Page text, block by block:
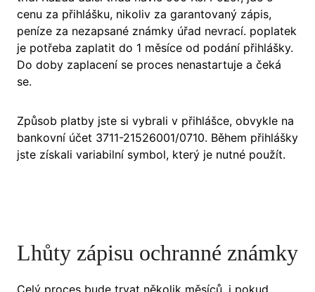
cenu za přihlášku, nikoliv za garantovaný zápis,
peníze za nezapsané známky úřad nevrací. poplatek
je potřeba zaplatit do 1 měsíce od podání přihlášky.
Do doby zaplacení se proces nenastartuje a čeká
se.
Způsob platby jste si vybrali v přihlášce, obvykle na
bankovní účet 3711-21526001/0710. Během přihlášky
jste získali variabilní symbol, který je nutné použít.
Lhůty zápisu ochranné známky
Celý proces bude trvat několik měsíců, i pokud